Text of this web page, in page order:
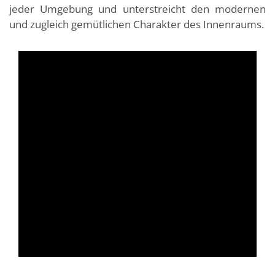
jeder Umgebung und unterstreicht den modernen
und zugleich gemütlichen Charakter des Innenraums.